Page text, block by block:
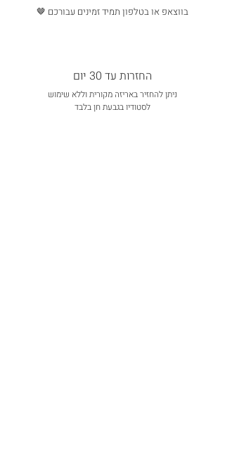
בווצאפ או בטלפון תמיד זמינים עבורכם 🤎
החזרות עד 30 יום
ניתן להחזיר באריזה מקורית וללא שימוש
לסטודיו בגבעת חן בלבד